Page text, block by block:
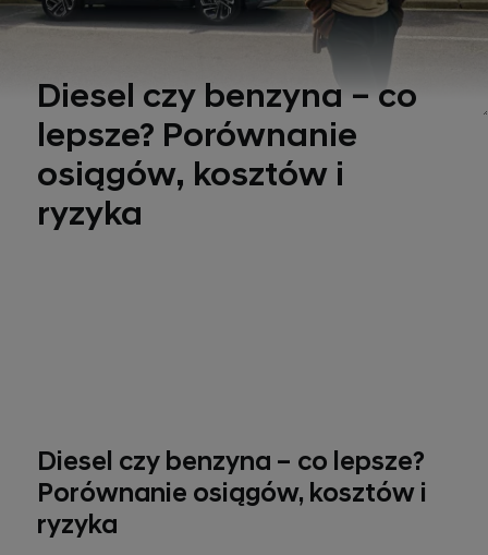
Diesel czy benzyna – co
lepsze? Porównanie
osiągów, kosztów i
ryzyka
Diesel czy benzyna – co lepsze?
Porównanie osiągów, kosztów i
ryzyka